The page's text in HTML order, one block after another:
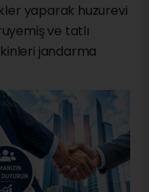
yaparak huzurevi
ve tatlı
jandarma